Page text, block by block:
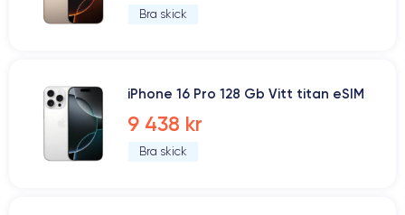
Bra skick
iPhone 16 Pro 128 Gb Vitt titan eSIM
9 438 kr
Bra skick